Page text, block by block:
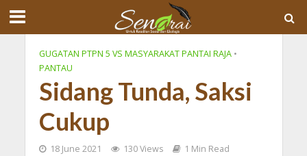
GUGATAN PTPN 5 VS MASYARAKAT PANTAI RAJA •
PANTAU
Sidang Tunda, Saksi
Cukup
18 June 2021 130 Views 1 Min Read